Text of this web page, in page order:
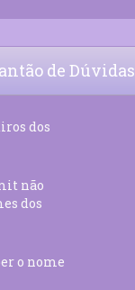
de Dúvidas
dos
não
dos
o nome